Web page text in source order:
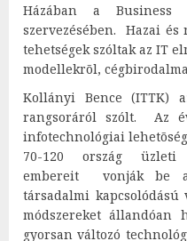
Házában a
szervezésében. Hazai
tehetségek szóltak az IT
modellekrõl,
Kollányi Bence (ITTK)
rangsoráról szólt. Az
infotechnológiai
70-120 ország üzleti
embereit vonják be a
társadalmi
módszereket
gyorsan változó